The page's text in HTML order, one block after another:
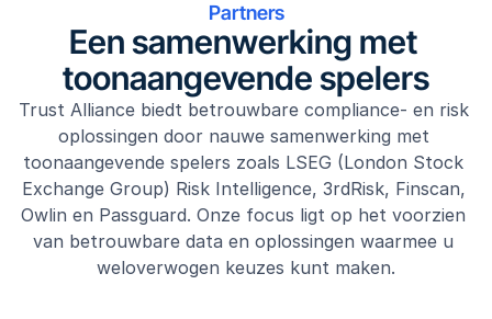
Partners
Een samenwerking met
toonaangevende spelers
Trust Alliance biedt betrouwbare compliance- en risk
oplossingen door nauwe samenwerking met
toonaangevende spelers zoals LSEG (London Stock
Exchange Group) Risk Intelligence, 3rdRisk, Finscan,
Owlin en Passguard. Onze focus ligt op het voorzien
van betrouwbare data en oplossingen waarmee u
weloverwogen keuzes kunt maken.